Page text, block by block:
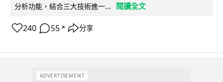
分析功能，結合三大技術進一...
閱讀全文
240 55 ↗ 分享
ADVERTISEMENT